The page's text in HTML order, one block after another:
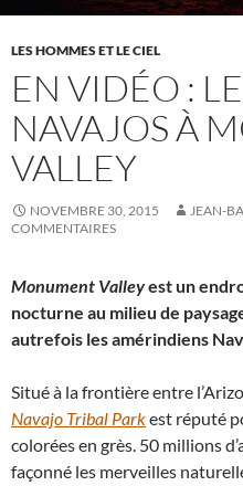
LES HOMMES ET LE CIEL
EN VIDÉO :
NAVAJOS À
VALLEY
NOVEMBRE 30, 2015 JEAN-
COMMENTAIRES
Monument Valleyest un
nocturne au milieu de
autrefois les amérindiens
Situé à la frontière entre
Navajo Tribal Parkest réputé
colorées en grès. 50 millions
façonné les merveilles